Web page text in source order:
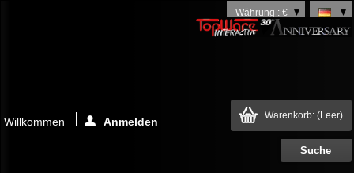
Währung : €
Warenkorb: (Leer)
Willkommen Anmelden